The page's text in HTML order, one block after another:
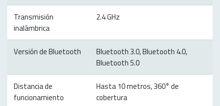
Transmisión
inalámbrica
2.4 GHz
Versión de Bluetooth
Bluetooth 3.0, Bluetooth 4.0,
Bluetooth 5.0
Distancia de
funcionamiento
Hasta 10 metros, 360° de
cobertura